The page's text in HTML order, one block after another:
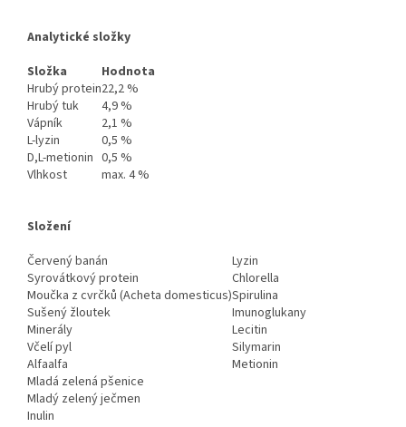
Analytické složky
Složka
Hodnota
Hrubý protein22,2 %
Hrubý tuk
4,9 %
Vápník
2,1 %
L-lyzin
0,5 %
D,L-metionin 0,5 %
Vlhkost
max. 4 %
Složení
Červený banán
Lyzin
Syrovátkový protein
Chlorella
Moučka z cvrčků (Acheta domesticus)Spirulina
Sušený žloutek
Imunoglukany
Minerály
Lecitin
Včelí pyl
Silymarin
Alfaalfa
Metionin
Mladá zelená pšenice
Mladý zelený ječmen
Inulin